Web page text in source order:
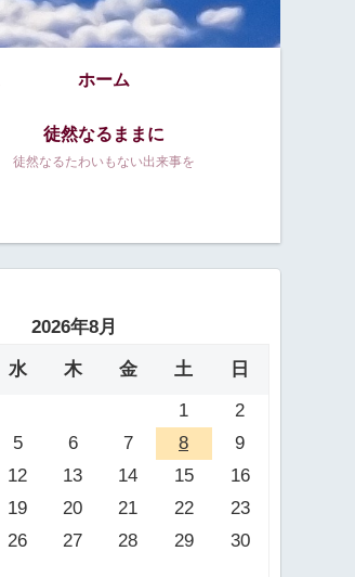
ホーム
徒然なるままに
徒然なるたわいもない出来事を
2026年8月
水 木 金 土
日
1
2
5 6 7 8
9
12 13 14 15
16
19 20 21 22
23
26 27 28 29
30